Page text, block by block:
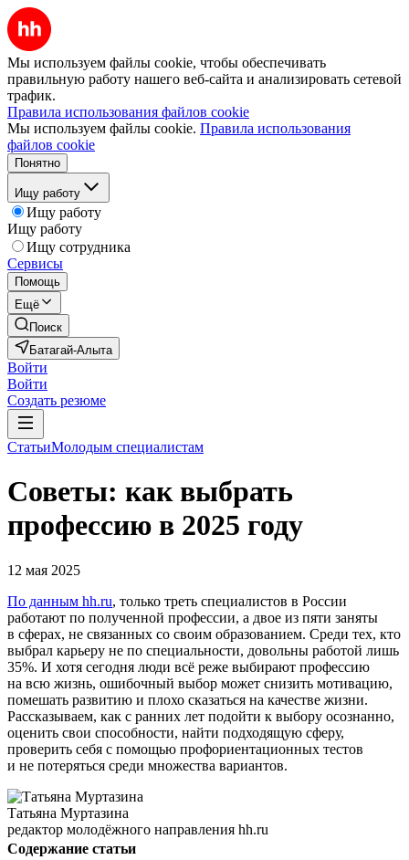
Мы используем файлы cookie, чтобы обеспечивать
правильную работу нашего веб-сайта и анализировать сетевой
трафик.
Правила использования файлов cookie
Мы используем файлы cookie. Правила использования
файлов cookie
Понятно
Ищу работу
Ищу работу
Ищу работу
Ищу сотрудника
Сервисы
Помощь
Ещё
Поиск
Батагай-Алыта
Войти
Войти
Создать резюме
СтатьиМолодым специалистам
Советы: как выбрать
профессию в 2025 году
12 мая 2025
По данным hh.ru, только треть специалистов в России
работают по полученной профессии, а двое из пяти заняты
в сферах, не связанных со своим образованием. Среди тех, кто
выбрал карьеру не по специальности, довольны работой лишь
35%. И хотя сегодня люди всё реже выбирают профессию
на всю жизнь, ошибочный выбор может снизить мотивацию,
помешать развитию и плохо сказаться на качестве жизни.
Рассказываем, как с ранних лет подойти к выбору осознанно,
оценить свои способности, найти подходящую сферу,
проверить себя с помощью профориентационных тестов
и не потеряться среди множества вариантов.
Татьяна Муртазина
редактор молодёжного направления hh.ru
Содержание статьи